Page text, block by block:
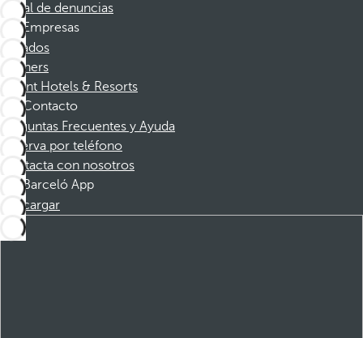
Canal de denuncias
Empresas
Afiliados
Partners
Dorint Hotels & Resorts
Contacto
Preguntas Frecuentes y Ayuda
Reserva por teléfono
Contacta con nosotros
Barceló App
Descargar